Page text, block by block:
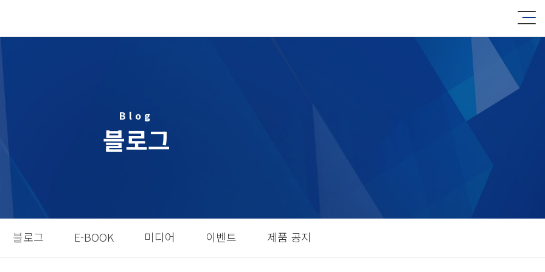
Blog
블로그
블로그 E-BOOK 미디어 이벤트 제품 공지